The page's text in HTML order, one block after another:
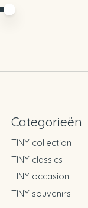
Categorieën
TINY collection
TINY classics
TINY occasion
TINY souvenirs